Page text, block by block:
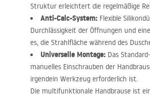
Struktur erleichtert die regelmäßige
Anti-Calc-System: Flexible
Durchlässigkeit der Öffnungen und
es, die Strahlfläche während des
Universelle Montage: Das
manuelles Einschrauben der
irgendein Werkzeug erforderlich ist.
Die multifunktionale Handbrause ist